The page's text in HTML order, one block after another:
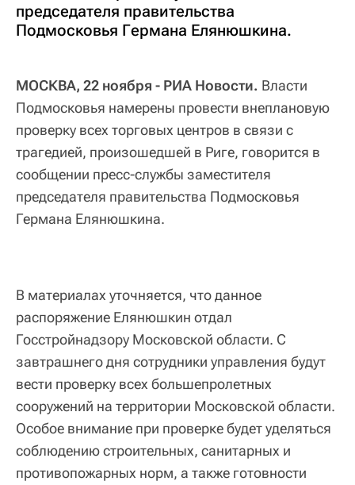
председателя правительства
Подмосковья Германа Елянюшкина.
МОСКВА, 22 ноября - РИА Новости. Власти
Подмосковья намерены провести внеплановую
проверку всех торговых центров в связи с
трагедией, произошедшей в Риге, говорится в
сообщении пресс-службы заместителя
председателя правительства Подмосковья
Германа Елянюшкина.
В материалах уточняется, что данное
распоряжение Елянюшкин отдал
Госстройнадзору Московской области. С
завтрашнего дня сотрудники управления будут
вести проверку всех большепролетных
сооружений на территории Московской области.
Особое внимание при проверке будет уделяться
соблюдению строительных, санитарных и
противопожарных норм, а также готовности